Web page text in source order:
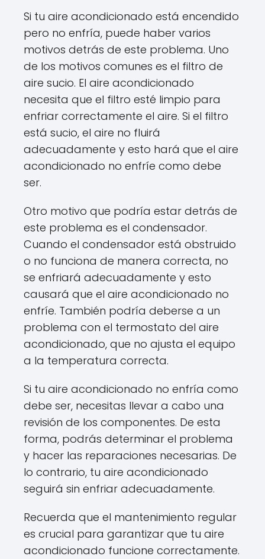
Si tu aire acondicionado está encendido
pero no enfría, puede haber varios
motivos detrás de este problema. Uno
de los motivos comunes es el filtro de
aire sucio. El aire acondicionado
necesita que el filtro esté limpio para
enfriar correctamente el aire. Si el filtro
está sucio, el aire no fluirá
adecuadamente y esto hará que el aire
acondicionado no enfríe como debe
ser.
Otro motivo que podría estar detrás de
este problema es el condensador.
Cuando el condensador está obstruido
o no funciona de manera correcta, no
se enfriará adecuadamente y esto
causará que el aire acondicionado no
enfríe. También podría deberse a un
problema con el termostato del aire
acondicionado, que no ajusta el equipo
a la temperatura correcta.
Si tu aire acondicionado no enfría como
debe ser, necesitas llevar a cabo una
revisión de los componentes. De esta
forma, podrás determinar el problema
y hacer las reparaciones necesarias. De
lo contrario, tu aire acondicionado
seguirá sin enfriar adecuadamente.
Recuerda que el mantenimiento regular
es crucial para garantizar que tu aire
acondicionado funcione correctamente.